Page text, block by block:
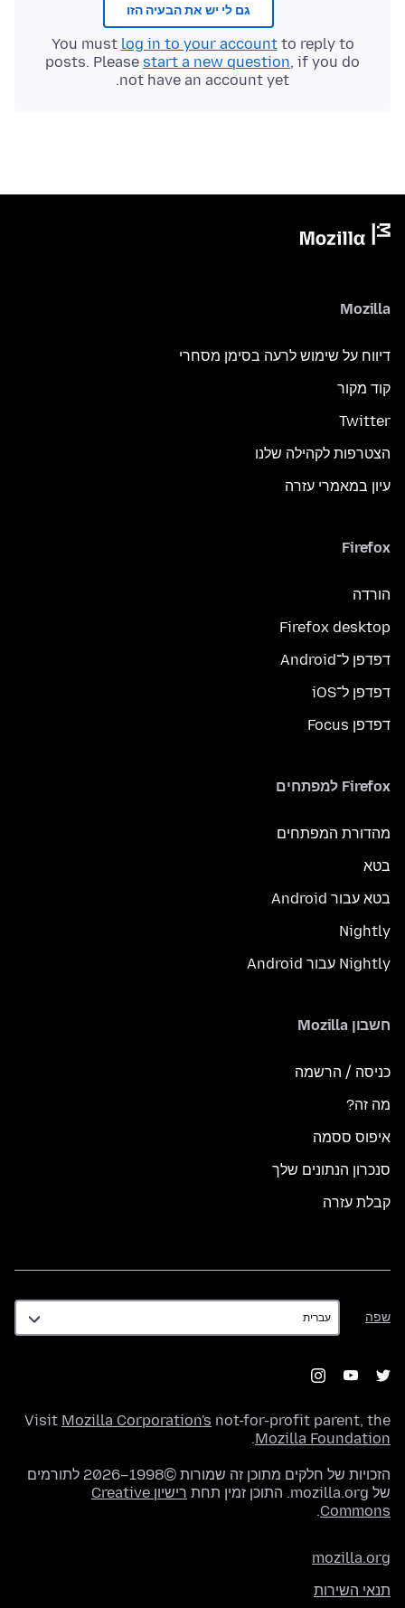
גם לי יש את הבעיה הזו
You must log in to your accountto reply to
posts. Please start a new question, if you do
not have an account yet.
Mozilla
דיווח על שימוש לרעה בסימן מסחרי
קוד מקור
Twitter
הצטרפות לקהילה שלנו
עיון במאמרי עזרה
Firefox
הורדה
Firefox desktop
דפדפן ל־Android
דפדפן ל־iOS
דפדפן Focus
Firefox למפתחים
מהדורת המפתחים
בטא
בטא עבור Android
Nightly
Nightly עבור Android
חשבון Mozilla
כניסה / הרשמה
מה זה?
איפוס ססמה
סנכרון הנתונים שלך
קבלת עזרה
שפה
שפה
Visit Mozilla Corporation's not-for-profit parent, the
Mozilla Foundation
.
הזכויות של חלקים מתוכן זה שמורות ©1998–2026 לתורמים
של mozilla.org. התוכן זמין תחת
רישיון Creative
Commons
.
mozilla.org
תנאי השירות